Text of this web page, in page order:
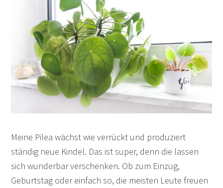
Meine Pilea wächst wie verrückt und produziert
ständig neue Kindel. Das ist super, denn die lassen
sich wunderbar verschenken. Ob zum Einzug,
Geburtstag oder einfach so, die meisten Leute freuen